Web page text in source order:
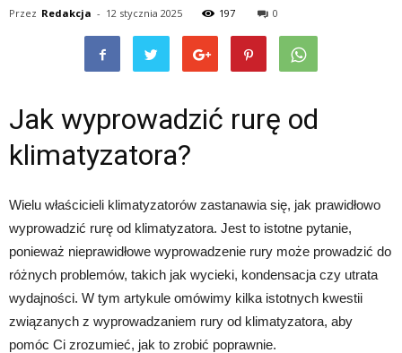
Przez Redakcja - 12 stycznia 2025 197 0
Jak wyprowadzić rurę od
klimatyzatora?
Wielu właścicieli klimatyzatorów zastanawia się, jak prawidłowo
wyprowadzić rurę od klimatyzatora. Jest to istotne pytanie,
ponieważ nieprawidłowe wyprowadzenie rury może prowadzić do
różnych problemów, takich jak wycieki, kondensacja czy utrata
wydajności. W tym artykule omówimy kilka istotnych kwestii
związanych z wyprowadzaniem rury od klimatyzatora, aby
pomóc Ci zrozumieć, jak to zrobić poprawnie.